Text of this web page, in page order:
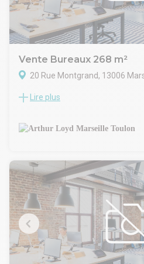
Vente Bureaux 268 m²
20 Rue Montgrand, 13006
Arthur Loyd Marseille
immeuble en pierre de taille,
cœur du centre-ville de Marseille,
des transports en commun
parking public au pied de
vivant, avec de nombreux
scolaires et services à moins de
Lire plus